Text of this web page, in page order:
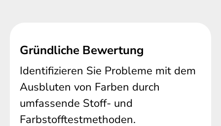
Gründliche Bewertung
Identifizieren Sie Probleme mit dem
Ausbluten von Farben durch
umfassende Stoff- und
Farbstofftestmethoden.